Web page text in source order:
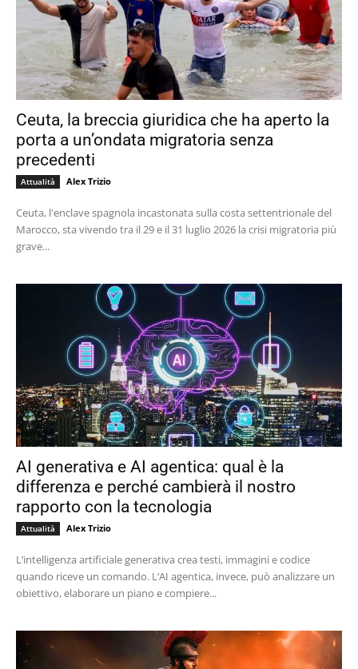
Ceuta, la breccia giuridica che ha aperto la
porta a un’ondata migratoria senza
precedenti
Attualità Alex Trizio
Ceuta, l'enclave spagnola incastonata sulla costa settentrionale del
Marocco, sta vivendo tra il 29 e il 31 luglio 2026 la crisi migratoria più
grave...
AI generativa e AI agentica: qual è la
differenza e perché cambierà il nostro
rapporto con la tecnologia
Attualità Alex Trizio
L’intelligenza artificiale generativa crea testi, immagini e codice
quando riceve un comando. L’AI agentica, invece, può analizzare un
obiettivo, elaborare un piano e compiere...